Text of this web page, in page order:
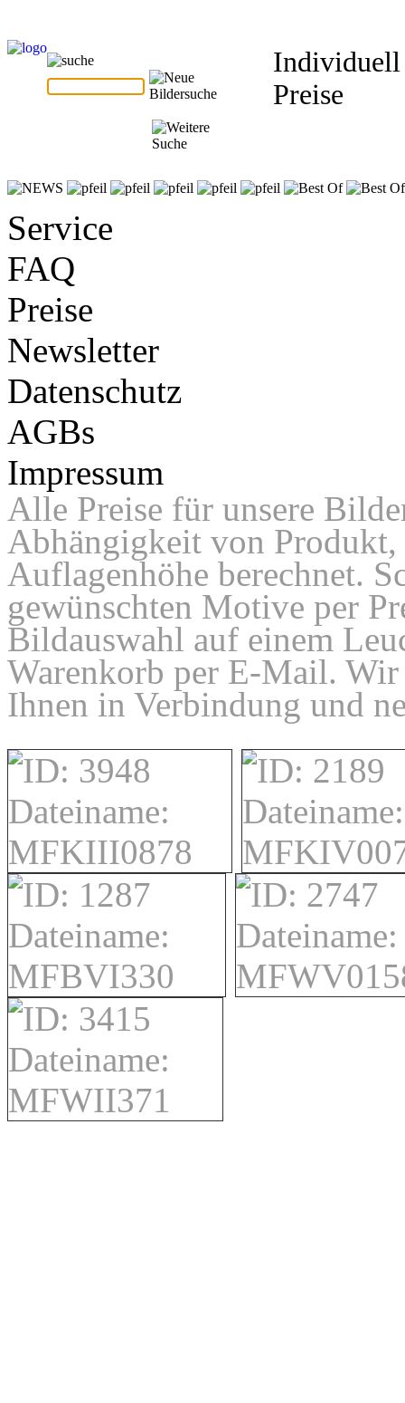
Preise
Service
FAQ
Preise
Newsletter
Datenschutz
AGBs
Impressum
Alle Preise für unsere
Abhängigkeit von
Auflagenhöhe berechnet.
gewünschten Motive per
Bildauswahl auf einem
Warenkorb per E-Mail. Wir
Ihnen in Verbindung und